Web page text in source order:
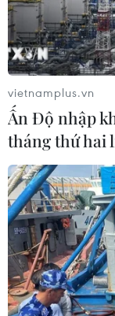
vietnamplus.vn
Ấn Độ nhập
tháng thứ hai